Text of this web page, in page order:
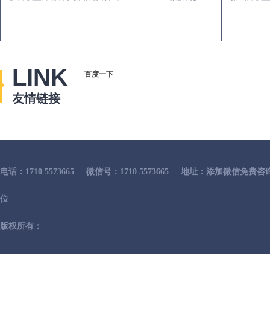
LINK
友情链接
百度一下
电话：1710 5573665 微信号：1710 5573665 地址：添加微信免费咨
位
版权所有：